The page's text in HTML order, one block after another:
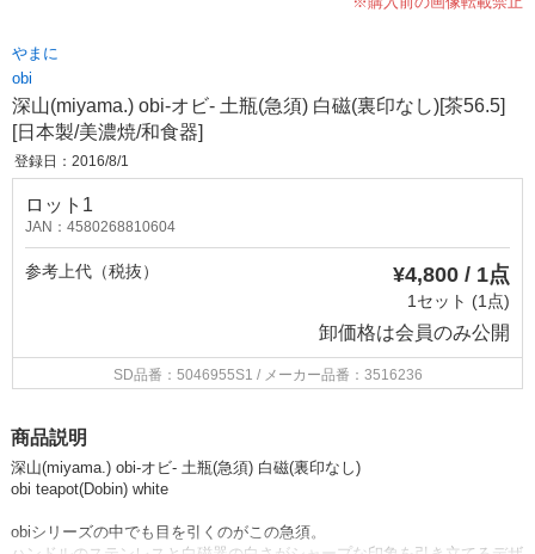
やまに
obi
深山(miyama.) obi-オビ- 土瓶(急須) 白磁(裏印なし)[茶56.5]
[日本製/美濃焼/和食器]
登録日：2016/8/1
ロット1
JAN：4580268810604
参考上代（税抜） ¥4,800 / 1点
1セット (1点)
卸価格は会員のみ公開
SD品番：5046955S1 / メーカー品番：3516236
商品説明
深山(miyama.) obi-オビ- 土瓶(急須) 白磁(裏印なし)
obi teapot(Dobin) white
obiシリーズの中でも目を引くのがこの急須。